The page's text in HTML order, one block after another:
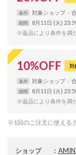
条件 対象ショップ
期間 8月11日 (火)
※返品により条件を満
10%OFF 対
条件 対象ショップ
期間 8月11日 (火)
※返品により条件を満
※1回のご注文に使える
ショップ ：